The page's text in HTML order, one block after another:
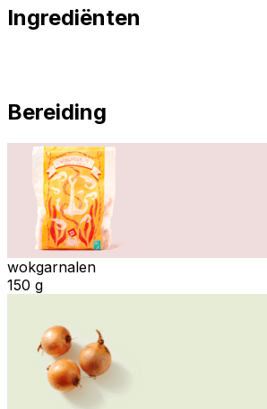
Ingrediënten
Bereiding
wokgarnalen
150 g